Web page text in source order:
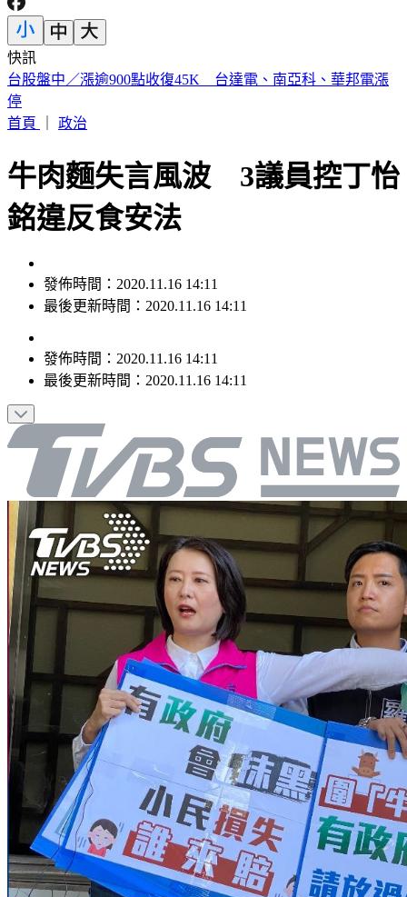
快訊
高雄市長最新民調！柯志恩緊咬賴瑞隆 支持度差距曝
首頁
牛肉麵失言風波 3議員控丁怡
銘違反食安法
最後更新時間：2020.11.16 14:11
最後更新時間：2020.11.16 14:11